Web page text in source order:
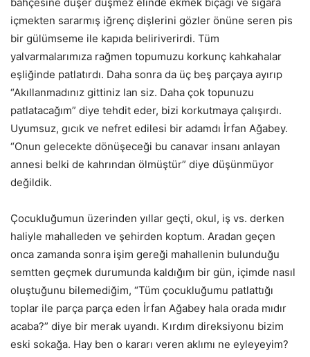
içmekten sararmış iğrenç dişlerini gözler önüne seren pis
bir gülümseme ile kapıda beliriverirdi. Tüm
yalvarmalarımıza rağmen topumuzu korkunç kahkahalar
eşliğinde patlatırdı. Daha sonra da üç beş parçaya ayırıp
“Akıllanmadınız gittiniz lan siz. Daha çok topunuzu
patlatacağım” diye tehdit eder, bizi korkutmaya çalışırdı.
Uyumsuz, gıcık ve nefret edilesi bir adamdı İrfan Ağabey.
“Onun gelecekte dönüşeceği bu canavar insanı anlayan
annesi belki de kahrından ölmüştür” diye düşünmüyor
değildik.
Çocukluğumun üzerinden yıllar geçti, okul, iş vs. derken
haliyle mahalleden ve şehirden koptum. Aradan geçen
onca zamanda sonra işim gereği mahallenin bulunduğu
semtten geçmek durumunda kaldığım bir gün, içimde nasıl
oluştuğunu bilemediğim, “Tüm çocukluğumu patlattığı
toplar ile parça parça eden İrfan Ağabey hala orada mıdır
acaba?” diye bir merak uyandı. Kırdım direksiyonu bizim
eski sokağa. Hay ben o kararı veren aklımı ne eyleyeyim?